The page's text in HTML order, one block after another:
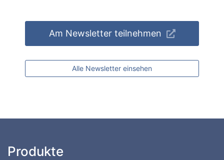
Am Newsletter teilnehmen
Alle Newsletter einsehen
Produkte